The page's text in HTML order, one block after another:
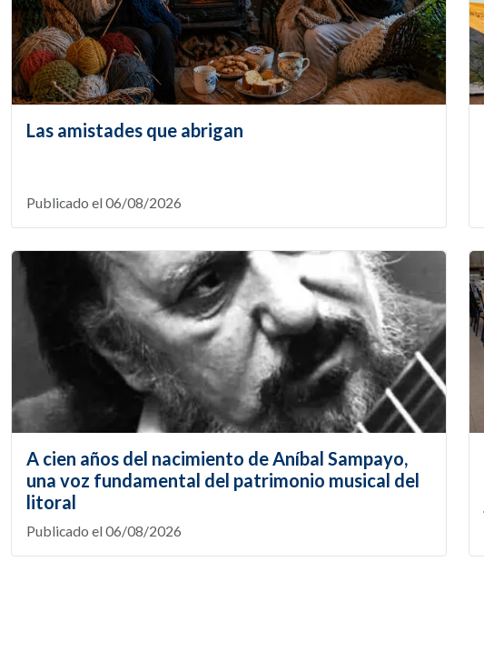
Las amistades que abrigan
Publicado el 06/08/2026
A cien años del nacimiento de Aníbal Sampayo,
una voz fundamental del patrimonio musical del
litoral
Publicado el 06/08/2026